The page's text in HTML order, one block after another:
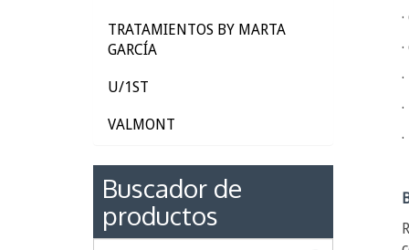
TRATAMIENTOS BY MARTA
GARCÍA
U/1ST
VALMONT
Buscador de
productos